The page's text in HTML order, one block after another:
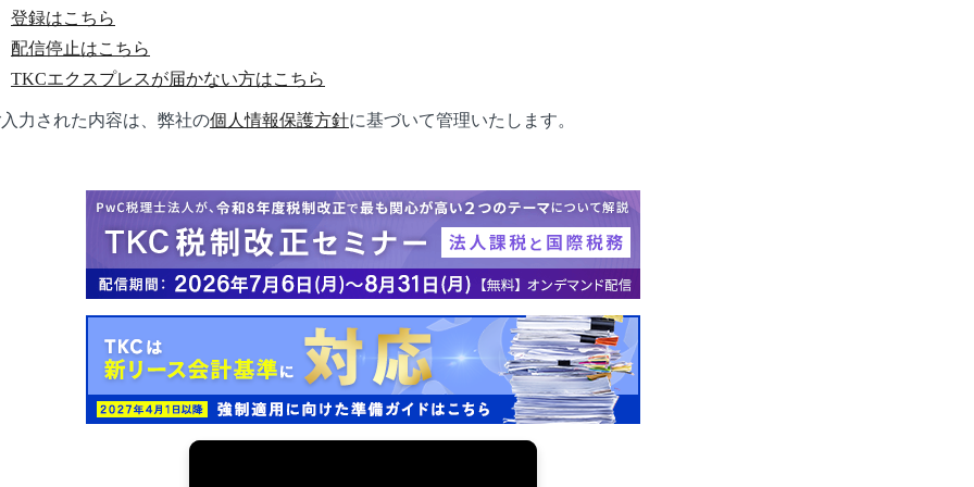
登録はこちら
配信停止はこちら
TKCエクスプレスが届かない方はこちら
力された内容は、弊社の個人情報保護方針に基づいて管理いたします。